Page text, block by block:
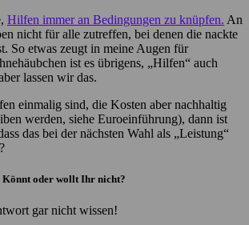
Hilfen immer an Bedingungen zu knüpfen. An
nicht für alle zutreffen, bei denen die nackte
So etwas zeugt in meine Augen für
ist es übrigens, „Hilfen“ auch
lassen wir das.
einmalig sind, die Kosten aber nachhaltig
werden, siehe Euroeinführung), dann ist
das bei der nächsten Wahl als „Leistung“
Könnt oder wollt Ihr nicht?
gar nicht wissen!